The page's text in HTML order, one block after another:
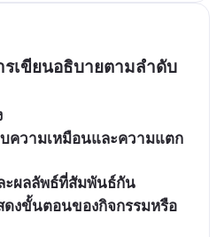
เขียนอธิบายตามลำดับ
ความเหมือนและความแตก
ะผลลัพธ์ที่สัมพันธ์กัน
ดงขั้นตอนของกิจกรรมหรือ